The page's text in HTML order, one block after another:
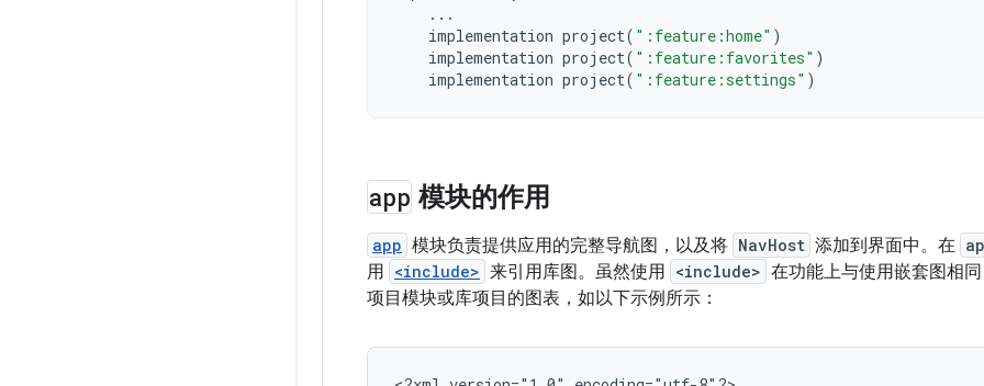
...
implementation project( ":feature:home" )
implementation project( ":feature:favorites" )
implementation project( ":feature:settings" )
app 模块的作用
app 模块负责提供应用的完整导航图，以及将 NavHost 添加到界面中。在
用 <include> 来引用库图。虽然使用 <include> 在功能上与使用嵌套图相
项目模块或库项目的图表，如以下示例所示：